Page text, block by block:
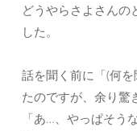
どうやらさよさんの
した。
話を聞く前に「(何
たのですが、余り驚
「あ…、やっぱそう